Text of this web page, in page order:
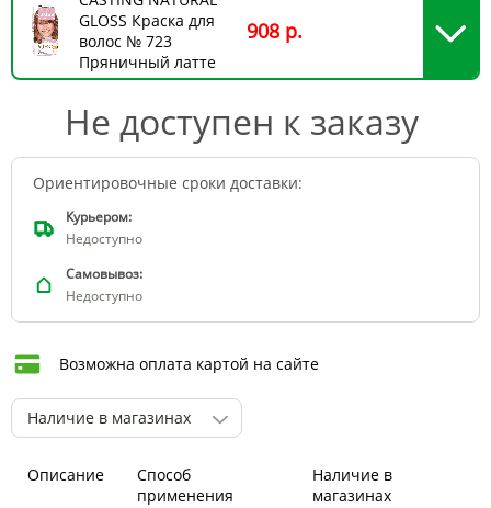
GLOSS Краска для
волос № 723
Пряничный латте
908 р.
Не доступен к заказу
Ориентировочные сроки доставки:
Курьером:
Недоступно
Самовывоз:
Недоступно
Возможна оплата картой на сайте
Наличие в магазинах
Описание
Способ
применения
Наличие в
магазинах